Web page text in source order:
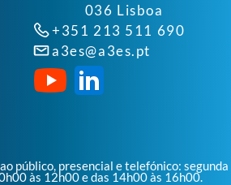
036 Lisboa
+351 213 511 690
a3es@a3es.pt
público, presencial e telefónico: segunda
às 12h00 e das 14h00 às 16h00.